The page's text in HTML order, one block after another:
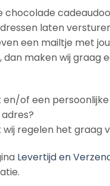
chocolade
laten
een mailtje met
, dan maken wij graag
en/of een
wij regelen het graag
Levertijd en